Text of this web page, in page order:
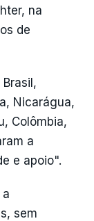
na
de
Nicarágua,
Colômbia,
a
e apoio".
sem